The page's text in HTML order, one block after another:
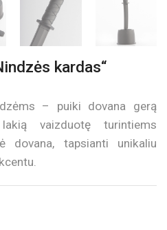
kardas“
– puiki dovana gerą
vaizduotę turintiems
dovana, tapsianti unikaliu